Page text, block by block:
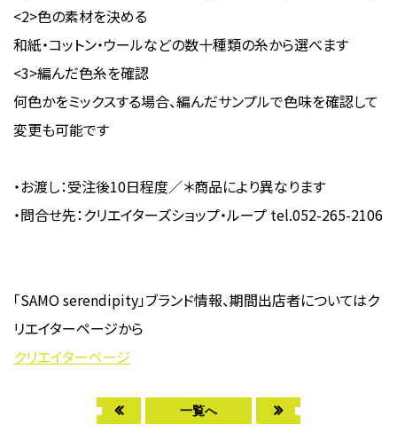
<2>色の素材を決める
和紙・コットン・ウールなどの数十種類の糸から選べます
<3>編んだ色糸を確認
何色かをミックスする場合、編んだサンプルで色味を確認して
変更も可能です
・お渡し：受注後10日程度／＊商品により異なります
・問合せ先：クリエイターズショップ・ループ tel.052-265-2106
「SAMO serendipity」ブランド情報、期間出店者についてはク
リエイターページから
クリエイターページ
一覧へ